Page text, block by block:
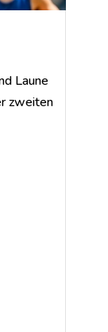
Laune
zweiten